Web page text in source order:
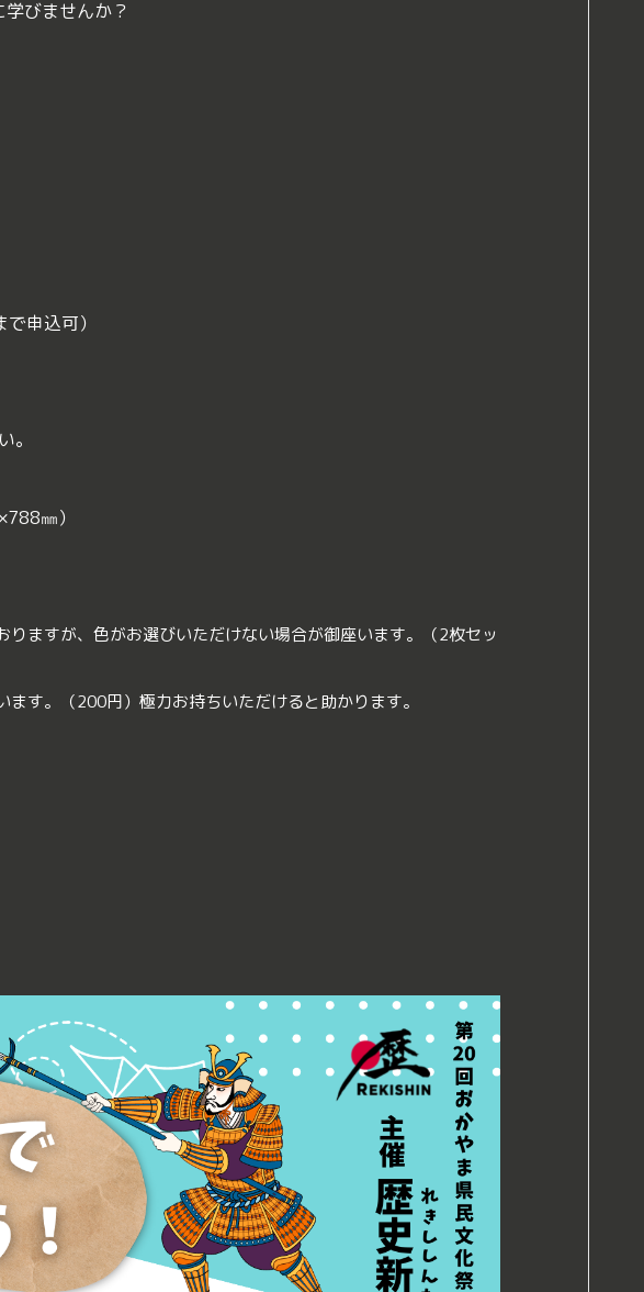
びませんか？
申込可）
。
㎜）
ますが、色がお選びいただけない場合が御座います。（2枚セッ
す。（200円）極力お持ちいただけると助かります。